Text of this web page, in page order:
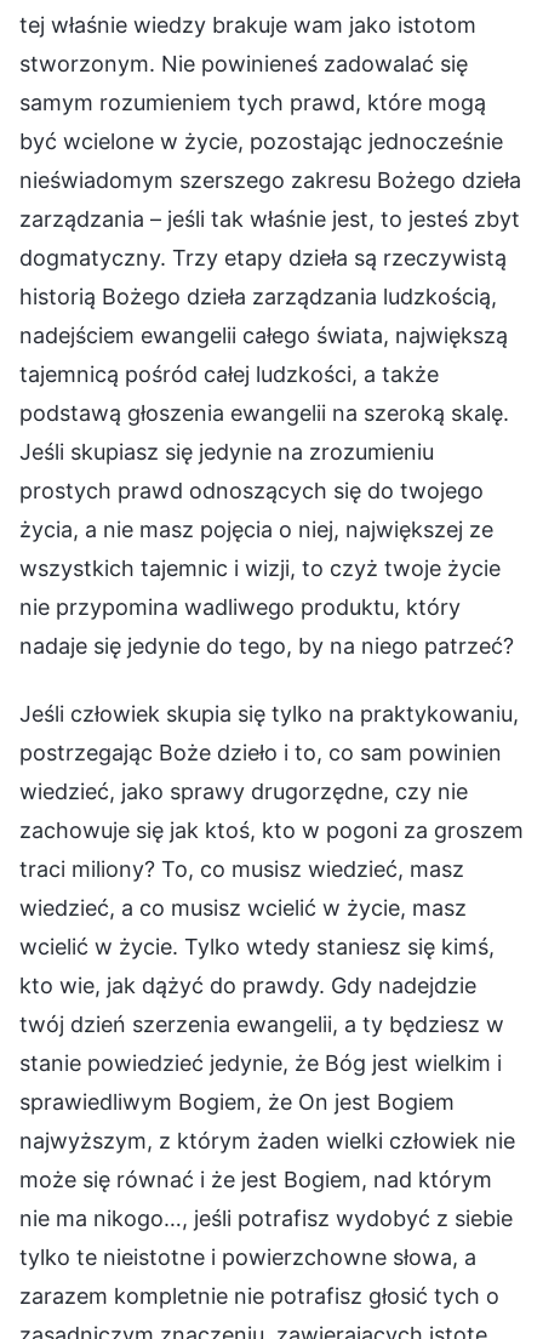
tej właśnie wiedzy brakuje wam jako istotom
stworzonym. Nie powinieneś zadowalać się
samym rozumieniem tych prawd, które mogą
być wcielone w życie, pozostając jednocześnie
nieświadomym szerszego zakresu Bożego dzieła
zarządzania – jeśli tak właśnie jest, to jesteś zbyt
dogmatyczny. Trzy etapy dzieła są rzeczywistą
historią Bożego dzieła zarządzania ludzkością,
nadejściem ewangelii całego świata, największą
tajemnicą pośród całej ludzkości, a także
podstawą głoszenia ewangelii na szeroką skalę.
Jeśli skupiasz się jedynie na zrozumieniu
prostych prawd odnoszących się do twojego
życia, a nie masz pojęcia o niej, największej ze
wszystkich tajemnic i wizji, to czyż twoje życie
nie przypomina wadliwego produktu, który
nadaje się jedynie do tego, by na niego patrzeć?
Jeśli człowiek skupia się tylko na praktykowaniu,
postrzegając Boże dzieło i to, co sam powinien
wiedzieć, jako sprawy drugorzędne, czy nie
zachowuje się jak ktoś, kto w pogoni za groszem
traci miliony? To, co musisz wiedzieć, masz
wiedzieć, a co musisz wcielić w życie, masz
wcielić w życie. Tylko wtedy staniesz się kimś,
kto wie, jak dążyć do prawdy. Gdy nadejdzie
twój dzień szerzenia ewangelii, a ty będziesz w
stanie powiedzieć jedynie, że Bóg jest wielkim i
sprawiedliwym Bogiem, że On jest Bogiem
najwyższym, z którym żaden wielki człowiek nie
może się równać i że jest Bogiem, nad którym
nie ma nikogo…, jeśli potrafisz wydobyć z siebie
tylko te nieistotne i powierzchowne słowa, a
zarazem kompletnie nie potrafisz głosić tych o